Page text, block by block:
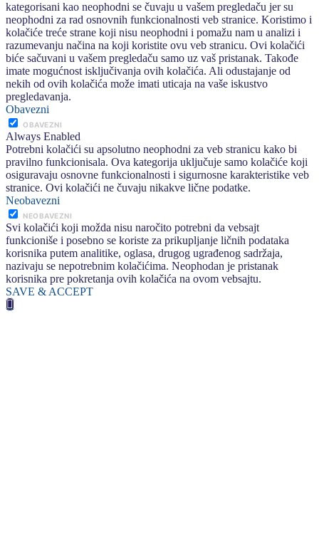
kategorisani kao neophodni se čuvaju u vašem pregledaču jer su
neophodni za rad osnovnih funkcionalnosti veb stranice. Koristimo i
kolačiće treće strane koji nisu neophodni i pomažu nam u analizi i
razumevanju načina na koji koristite ovu veb stranicu. Ovi kolačići
biće sačuvani u vašem pregledaču samo uz vaš pristanak. Takođe
imate mogućnost isključivanja ovih kolačića. Ali odustajanje od
nekih od ovih kolačića može imati uticaja na vaše iskustvo
pregledavanja.
Obavezni
OBAVEZNI
Always Enabled
Potrebni kolačići su apsolutno neophodni za veb stranicu kako bi
pravilno funkcionisala. Ova kategorija uključuje samo kolačiće koji
osiguravaju osnovne funkcionalnosti i sigurnosne karakteristike veb
stranice. Ovi kolačići ne čuvaju nikakve lične podatke.
Neobavezni
NEOBAVEZNI
Svi kolačići koji možda nisu naročito potrebni da vebsajt
funkcioniše i posebno se koriste za prikupljanje ličnih podataka
korisnika putem analitike, oglasa, drugog ugrađenog sadržaja,
nazivaju se nepotrebnim kolačićima. Neophodan je pristanak
korisnika pre pokretanja ovih kolačića na ovom vebsajtu.
SAVE & ACCEPT